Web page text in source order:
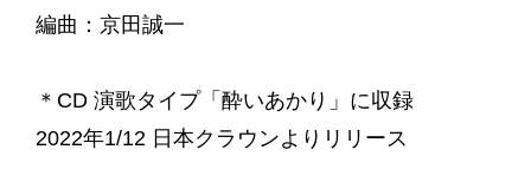
編曲：京田誠一
＊CD 演歌タイプ「酔いあかり」に収録
2022年1/12 日本クラウンよりリリース